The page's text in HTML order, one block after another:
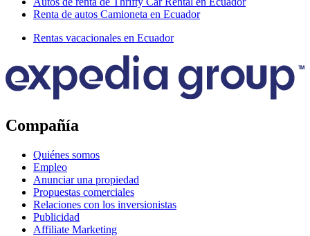
Renta de autos Camioneta en Ecuador
Rentas vacacionales en Ecuador
Compañía
Quiénes somos
Empleo
Anunciar una propiedad
Propuestas comerciales
Relaciones con los inversionistas
Publicidad
Affiliate Marketing